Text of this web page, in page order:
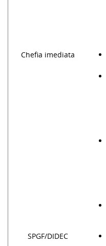
Chefia imediata
SPGF/DIDEC